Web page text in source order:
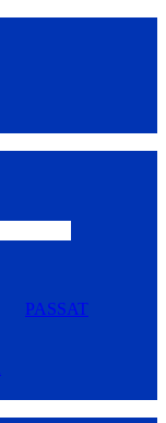
PASSAT